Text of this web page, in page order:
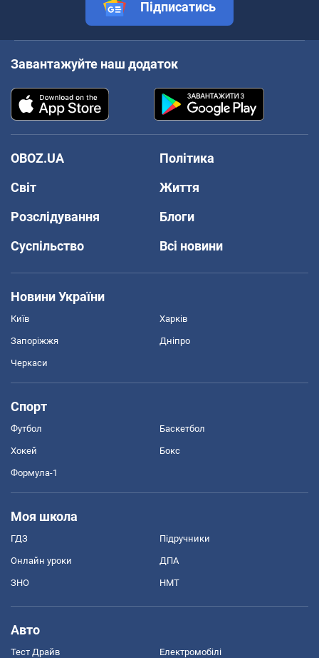
Підписатись
Завантажуйте наш додаток
OBOZ.UA
Політика
Світ
Життя
Розслідування
Блоги
Суспільство
Всі новини
Новини України
Київ Харків
Запоріжжя Дніпро
Черкаси
Спорт
Футбол Баскетбол
Хокей Бокс
Формула-1
Моя школа
ГДЗ Підручники
Онлайн уроки ДПА
ЗНО НМТ
Авто
Тест Драйв Електромобілі